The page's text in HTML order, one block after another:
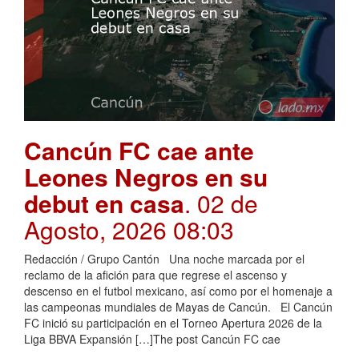
Cancún FC cae ante
Leones Negros en su
debut en casa. 02 de
Agosto, 2026 08:03
Redacción / Grupo Cantón Una noche marcada por el
reclamo de la afición para que regrese el ascenso y
descenso en el futbol mexicano, así como por el homenaje a
las campeonas mundiales de Mayas de Cancún. El Cancún
FC inició su participación en el Torneo Apertura 2026 de la
Liga BBVA Expansión […]The post Cancún FC cae